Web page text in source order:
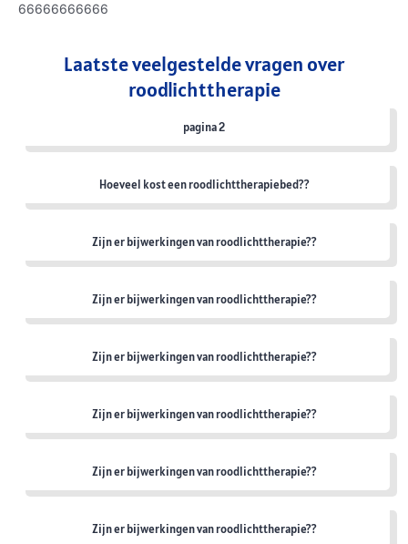
66666666666
Laatste veelgestelde vragen over
roodlichttherapie
pagina 2
Hoeveel kost een roodlichttherapiebed??
Zijn er bijwerkingen van roodlichttherapie??
Zijn er bijwerkingen van roodlichttherapie??
Zijn er bijwerkingen van roodlichttherapie??
Zijn er bijwerkingen van roodlichttherapie??
Zijn er bijwerkingen van roodlichttherapie??
Zijn er bijwerkingen van roodlichttherapie??